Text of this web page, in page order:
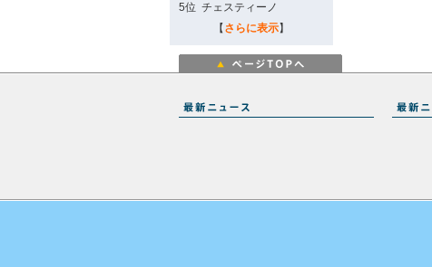
5位 チェスティーノ
【 さらに表示】